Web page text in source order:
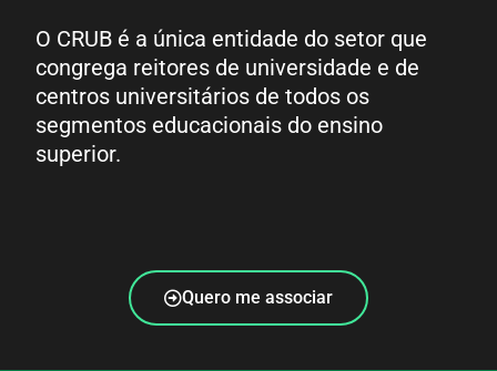
O CRUB é a única entidade do setor que
congrega reitores de universidade e de
centros universitários de todos os
segmentos educacionais do ensino
superior.
Quero me associar